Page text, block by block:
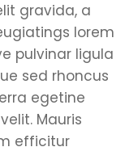
gravida, a
lorem
pulvinar ligula
sed rhoncus
egetine
Mauris
efficitur